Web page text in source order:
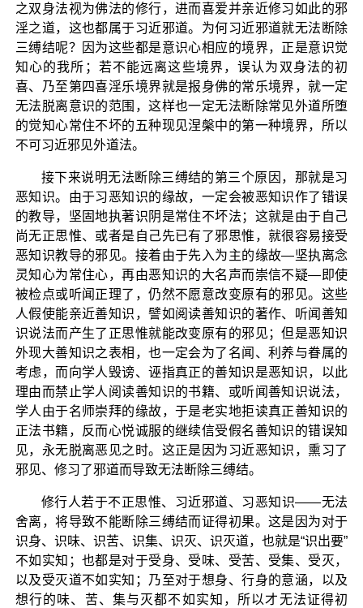
之双身法视为佛法的修行，进而喜爱并亲近修习如此的邪
淫之道，这也都属于习近邪道。为何习近邪道就无法断除
三缚结呢？因为这些都是意识心相应的境界，正是意识觉
知心的我所；若不能远离这些境界，误认为双身法的初
喜、乃至第四喜淫乐境界就是报身佛的常乐境界，就一定
无法脱离意识的范围，这样也一定无法断除常见外道所堕
的觉知心常住不坏的五种现见涅槃中的第一种境界，所以
不可习近邪见外道法。
接下来说明无法断除三缚结的第三个原因，那就是习
恶知识。由于习恶知识的缘故，一定会被恶知识作了错误
的教导，坚固地执著识阴是常住不坏法；这就是由于自己
尚无正思惟、或者是自己先已有了邪思惟，就很容易接受
恶知识教导的邪见。接着由于先入为主的缘故—坚执离念
灵知心为常住心，再由恶知识的大名声而崇信不疑—即使
被检点或听闻正理了，仍然不愿意改变原有的邪见。这些
人假使能亲近善知识，譬如阅读善知识的著作、听闻善知
识说法而产生了正思惟就能改变原有的邪见；但是恶知识
外现大善知识之表相，也一定会为了名闻、利养与眷属的
考虑，而向学人毁谤、诬指真正的善知识是恶知识，以此
理由而禁止学人阅读善知识的书籍、或听闻善知识说法，
学人由于名师崇拜的缘故，于是老实地拒读真正善知识的
正法书籍，反而心悦诚服的继续信受假名善知识的错误知
见，永无脱离恶见之时。这正是因为习近恶知识，熏习了
邪见、修习了邪道而导致无法断除三缚结。
修行人若于不正思惟、习近邪道、习恶知识——无法
舍离，将导致不能断除三缚结而证得初果。这是因为对于
识身、识味、识苦、识集、识灭、识灭道，也就是“识出要”
不如实知；也都是对于受身、受味、受苦、受集、受灭，
以及受灭道不如实知；乃至对于想身、行身的意涵，以及
想行的味、苦、集与灭都不如实知，所以才无法证得初